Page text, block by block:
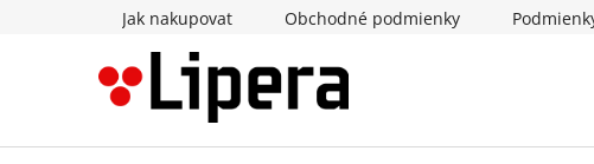
Jak nakupovat Obchodné podmienky